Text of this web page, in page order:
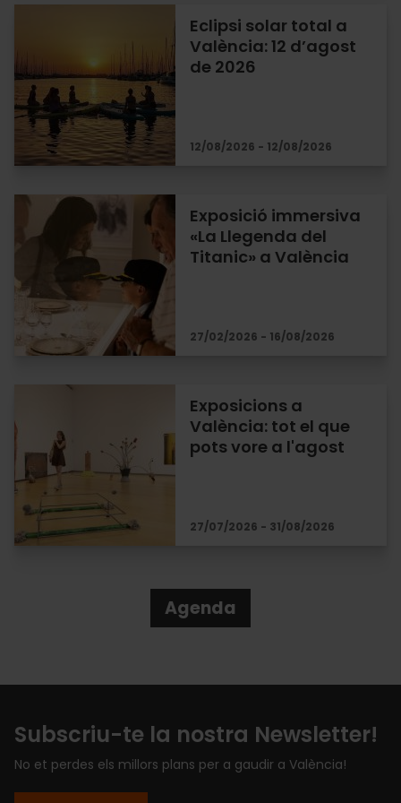
Eclipsi solar total a
València: 12 d’agost
de 2026
12/08/2026 - 12/08/2026
Exposició immersiva
«La Llegenda del
Titanic» a València
27/02/2026 - 16/08/2026
Exposicions a
València: tot el que
pots vore a l'agost
27/07/2026 - 31/08/2026
Agenda
Subscriu-te la nostra Newsletter!
No et perdes els millors plans per a gaudir a València!